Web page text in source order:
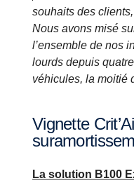
souhaits des clients,
Nous avons misé
l’ensemble de nos
lourds depuis
véhicules, la moitié
Vignette Crit’Air 1 et
La solution B100